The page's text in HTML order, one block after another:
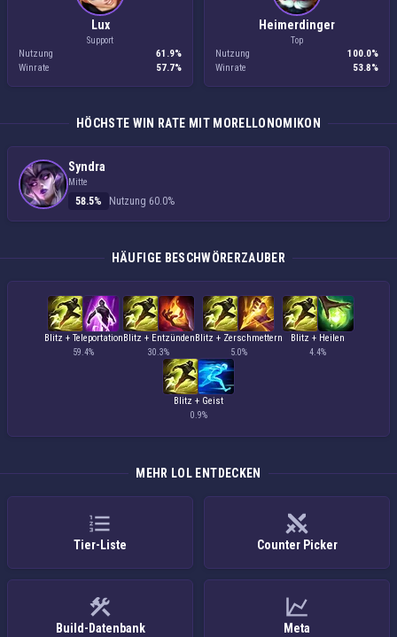
Lux
Support
Nutzung
61.9%
Winrate
57.7%
Heimerdinger
Top
Nutzung
100.0%
Winrate
53.8%
HÖCHSTE WIN RATE MIT MORELLONOMIKON
Syndra
Mitte
58.5% Nutzung 60.0%
HÄUFIGE BESCHWÖRERZAUBER
Blitz + Teleportation
59.4%
Blitz + Entzünden
30.3%
Blitz + Zerschmettern
5.0%
Blitz + Heilen
4.4%
Blitz + Geist
0.9%
MEHR LOL ENTDECKEN
Tier-Liste Counter Picker
Build-Datenbank Meta